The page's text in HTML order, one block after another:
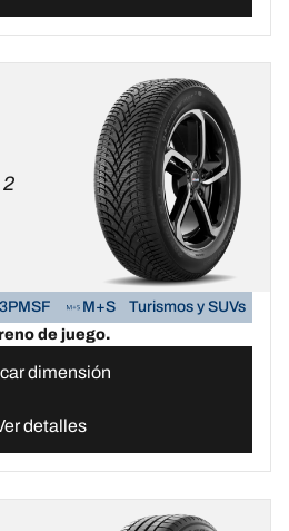
3PMSF M+S
Turismos y SUVs
de juego.
dimensión
detalles